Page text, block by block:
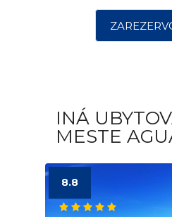
INÁ
MESTE
8.8